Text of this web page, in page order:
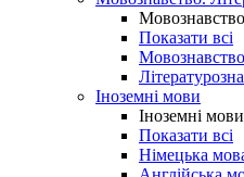
Показати всі
Мовознавство
Іноземні мови
Іноземні мови
Показати всі
Німецька